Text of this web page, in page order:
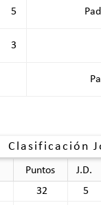
5
3
Clasificación
Puntos
J.D.
32
5